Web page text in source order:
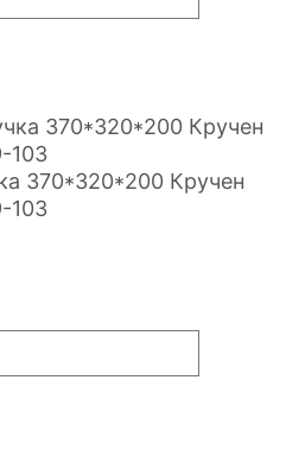
370*320*200 Кручен
103